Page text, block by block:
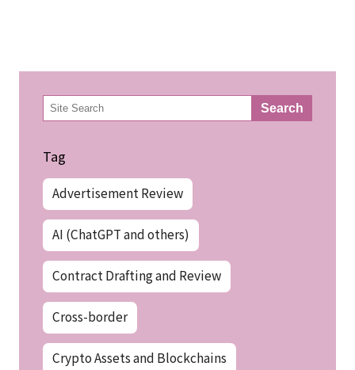
検
索 Search
Tag
Advertisement Review
AI (ChatGPT and others)
Contract Drafting and Review
Cross-border
Crypto Assets and Blockchains